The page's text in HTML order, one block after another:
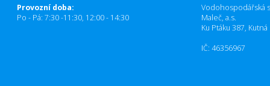
Provozní doba:
Po - Pá: 7:30 -11:30, 12:00 - 14:30
Vodohospodářská
Maleč, a.s.
Ku Ptáku 387,
IČ: 46356967